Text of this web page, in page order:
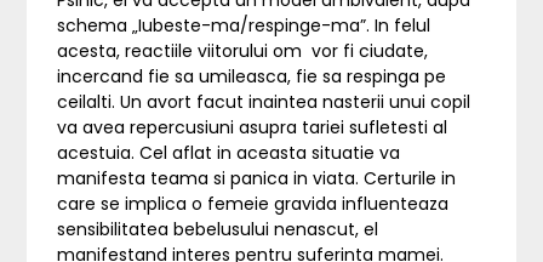
schema „Iubeste-ma/respinge-ma”. In felul
acesta, reactiile viitorului om vor fi ciudate,
incercand fie sa umileasca, fie sa respinga pe
ceilalti. Un avort facut inaintea nasterii unui copil
va avea repercusiuni asupra tariei sufletesti al
acestuia. Cel aflat in aceasta situatie va
manifesta teama si panica in viata. Certurile in
care se implica o femeie gravida influenteaza
sensibilitatea bebelusului nenascut, el
manifestand interes pentru suferinta mamei.